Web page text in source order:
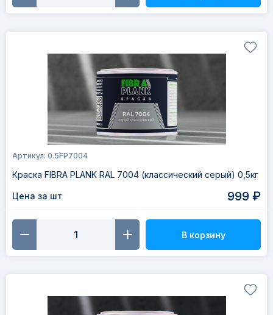
Артикул: 0.5FP7004
Краска FIBRA PLANK RAL 7004 (классический серый) 0,5кг
Цена за шт 999 ₽
В корзину